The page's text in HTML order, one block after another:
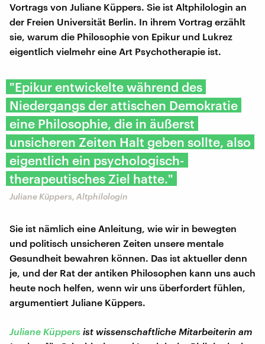
Vortrags von Juliane Küppers. Sie ist Altphilologin an
der Freien Universität Berlin. In ihrem Vortrag erzählt
sie, warum die Philosophie von Epikur und Lukrez
eigentlich vielmehr eine Art Psychotherapie ist.
"Epikur entwickelte während des
Niedergangs der attischen Demokratie
eine Philosophie, die in äußerst
unsicheren Zeiten Halt geben sollte, also
eigentlich ein psychologisch-
therapeutisches Ziel hatte."
Juliane Küppers, Altphilologin
Sie ist nämlich eine Anleitung, wie wir in bewegten
und politisch unsicheren Zeiten unsere mentale
Gesundheit bewahren können. Das ist aktueller denn
je, und der Rat der antiken Philosophen kann uns auch
heute noch helfen, wenn wir uns überfordert fühlen,
argumentiert Juliane Küppers.
Juliane Küppers ist wissenschaftliche Mitarbeiterin am